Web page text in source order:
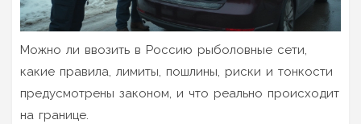
Можно ли ввозить в Россию рыболовные сети,
какие правила, лимиты, пошлины, риски и тонкости
предусмотрены законом, и что реально происходит
на границе.